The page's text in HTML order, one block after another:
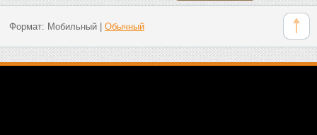
Формат: Мобильный| Обычный